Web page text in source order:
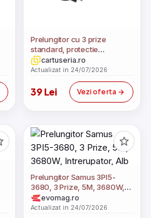
Prelungitor cu 3 prize
standard, protectie
suprasarcina, IP20, 3000W,
5m, cablu PVC, negru
cartuseria.ro
Actualizat in 24/07/2026
39 Lei Vezi oferta
Prelungitor Samus 3PI5-
3680, 3 Prize, 5M, 3680W,
Intrerupator, Alb
evomag.ro
Actualizat in 24/07/2026